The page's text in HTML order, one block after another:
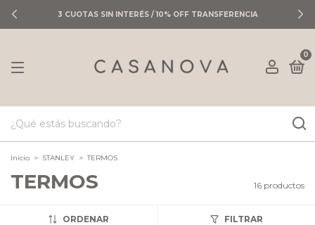
3 CUOTAS SIN INTERÉS / 10% OFF TRANSFERENCIA
0
Inicio > STANLEY > TERMOS
TERMOS 16 productos
ORDENAR FILTRAR